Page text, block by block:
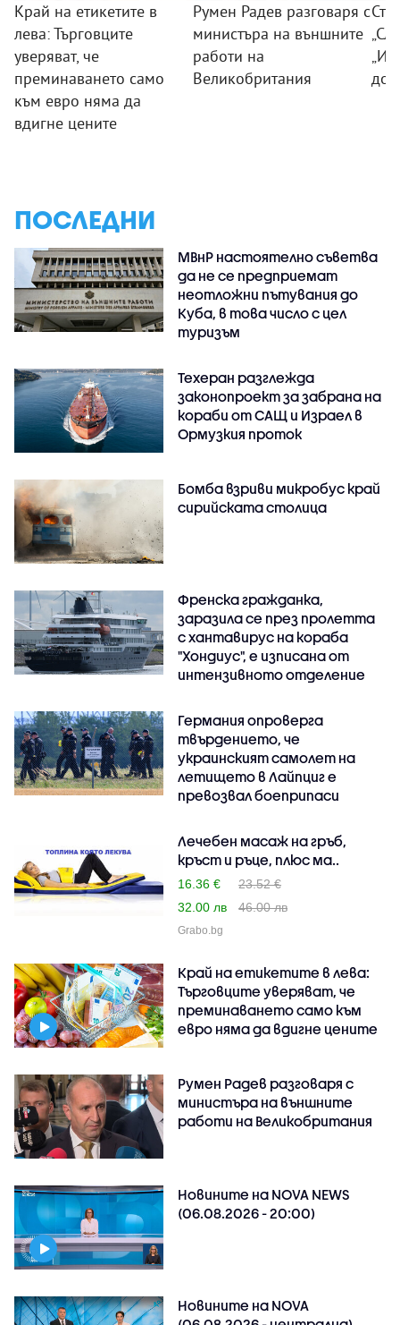
Край на етикетите в
лева: Търговците
уверяват, че
преминаването само
към евро няма да
вдигне цените
Румен Радев разговаря с
министъра на външните
работи на
Великобритания
ПОСЛЕДНИ
МВнР настоятелно съветва
да не се предприемат
неотложни пътувания до
Куба, в това число с цел
туризъм
Техеран разглежда
законопроект за забрана на
кораби от САЩ и Израел в
Ормузкия проток
Бомба взриви микробус край
сирийската столица
Френска гражданка,
заразила се през пролетта
с хантавирус на кораба
"Хондиус", е изписана от
интензивното отделение
Германия опроверга
твърдението, че
украинският самолет на
летището в Лайпциг е
превозвал боеприпаси
Лечебен масаж на гръб,
кръст и ръце, плюс ма..
16.36 €
23.52 €
32.00 лв
46.00 лв
Grabo.bg
Край на етикетите в лева:
Търговците уверяват, че
преминаването само към
евро няма да вдигне цените
Румен Радев разговаря с
министъра на външните
работи на Великобритания
Новините на NOVA NEWS
(06.08.2026 - 20:00)
Новините на NOVA